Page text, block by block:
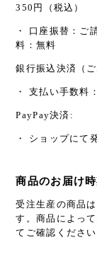
350円（税込）
・ 口座振替：ご
料：無料
銀行振込決済（
・ 支払い手数料
PayPay決済:
・ ショップにて
商品のお届け時
受注生産の商品
す。商品によっ
てご確認ください